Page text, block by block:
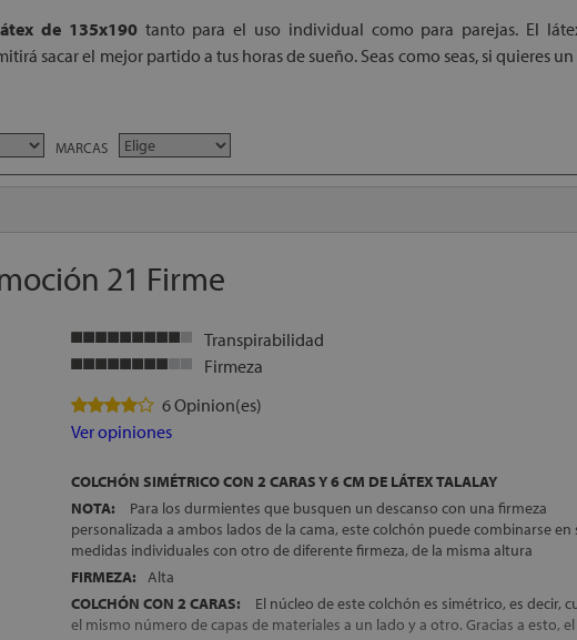
de 135x190tanto para el uso individual como para parejas. El
sacar el mejor partido a tus horas de sueño. Seas como seas, si quieres
MARCAS
21 Firme
Transpirabilidad
Firmeza
6 Opinion(es)
Ver opiniones
COLCHÓN SIMÉTRICO CON 2 CARAS Y 6 CM DE LÁTEX TALALAY
NOTA:
Para los durmientes que busquen un descanso con una firmeza
personalizada a ambos lados de la cama, este colchón puede combinarse en
medidas individuales con otro de diferente firmeza, de la misma altura
FIRMEZA:
Alta
COLCHÓN CON 2 CARAS:
El núcleo de este colchón es simétrico, es decir,
el mismo número de capas de materiales a un lado y a otro. Gracias a esto,